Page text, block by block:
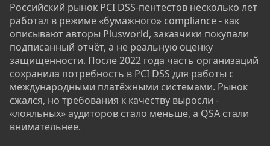
Российский рынок PCI DSS-пентестов несколько лет
работал в режиме «бумажного» compliance - как
описывают авторы Plusworld, заказчики покупали
подписанный отчёт, а не реальную оценку
защищённости. После 2022 года часть организаций
сохранила потребность в PCI DSS для работы с
международными платёжными системами. Рынок
сжался, но требования к качеству выросли -
«лояльных» аудиторов стало меньше, а QSA стали
внимательнее.